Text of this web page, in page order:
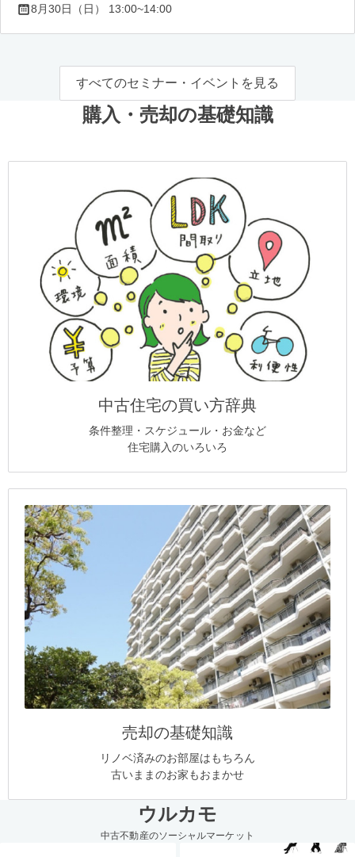
8月30日（日） 13:00~14:00
すべてのセミナー・イベントを見る
購入・売却の基礎知識
中古住宅の買い方辞典
条件整理・スケジュール・お金など
住宅購入のいろいろ
売却の基礎知識
リノベ済みのお部屋はもちろん
古いままのお家もおまかせ
ウルカモ
中古不動産のソーシャルマーケット